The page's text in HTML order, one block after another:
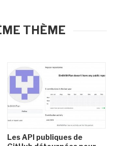
THÈME
Les API publiques de